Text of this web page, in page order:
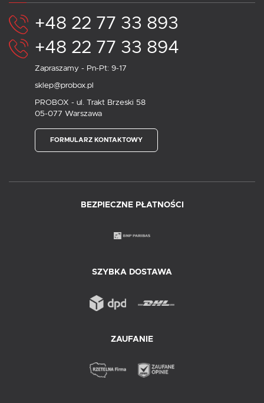
+48 22 77 33 893
+48 22 77 33 894
Zapraszamy - Pn-Pt: 9-17
sklep@probox.pl
PROBOX - ul. Trakt Brzeski 58
05-077 Warszawa
FORMULARZ KONTAKTOWY
BEZPIECZNE PŁATNOŚCI
SZYBKA DOSTAWA
ZAUFANIE